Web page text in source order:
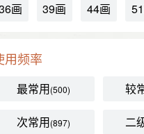
画 39画 44画
用频率
最常用(500) 较
次常用(897) 二